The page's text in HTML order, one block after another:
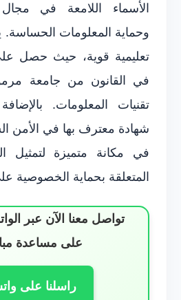
الأسماء اللامعة في مجال
وحماية المعلومات الحساسة.
تعليمية قوية، حيث حصل
في القانون من جامعة
تقنيات المعلومات.
شهادة معترف بها في الأمن
في مكانة متميزة لتمثيل
المتعلقة بحماية الخصوصية
تواصل معنا الآن عبر
على مساعدة
راسلنا على